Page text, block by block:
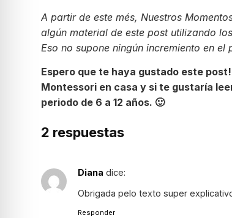
A partir de este més, Nuestros
algún material de este post utilizando
Eso no supone ningún incremiento en
Espero que te haya gustado este
Montessori en casa y si te gustaría
periodo de 6 a 12 años. 🙂
2 respuestas
Diana dice:
Obrigada pelo texto super
Responder